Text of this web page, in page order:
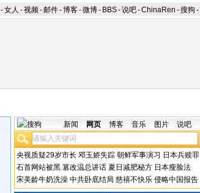
-女人 -视频-邮件-博客-微博- BBS-说吧-ChinaRen -搜狗 -
新闻 网页 博客 音乐 图片 说吧
央视质疑29岁市长 邓玉娇失踪 朝鲜军事演习 日本兵赎罪
石首网站被黑 篡改温总讲话 夏日减肥秘方 日本瘦脸法
宋美龄牛奶洗澡 中共卧底结局 慈禧不快乐 侵略中国报告